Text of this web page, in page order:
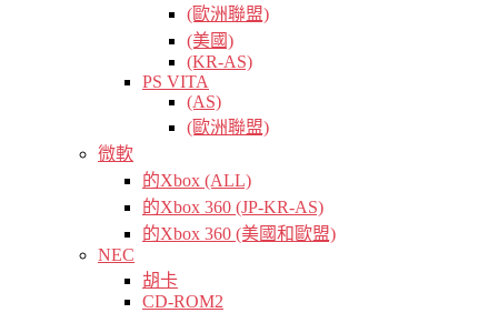
(歐洲聯盟)
(美國)
(KR-AS)
PS VITA
(AS)
(歐洲聯盟)
微軟
的Xbox (ALL)
的Xbox 360 (JP-KR-AS)
的Xbox 360 (美國和歐盟)
NEC
胡卡
CD-ROM2